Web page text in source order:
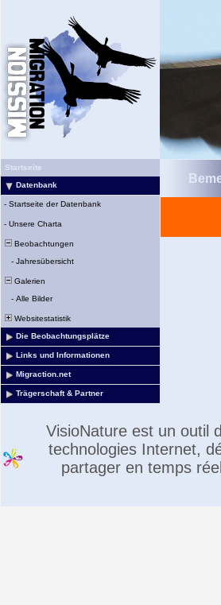
Startseite
Datenbank
- Startseite der Datenbank
- Unsere Charta
Beobachtungen
- Jahresübersicht
Galerien
- Alle Bilder
Websitestatistik
Die Beobachtungsplätze
Links und Informationen
Migraction.net
Trägerschaft & Partner
VisioNature est un outil
technologies Internet,
partager en temps